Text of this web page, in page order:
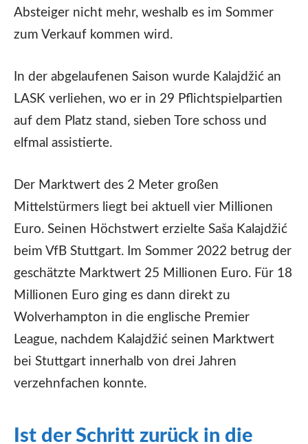
Absteiger nicht mehr, weshalb es im Sommer
zum Verkauf kommen wird.
In der abgelaufenen Saison wurde Kalajdžić an
LASK verliehen, wo er in 29 Pflichtspielpartien
auf dem Platz stand, sieben Tore schoss und
elfmal assistierte.
Der Marktwert des 2 Meter großen
Mittelstürmers liegt bei aktuell vier Millionen
Euro. Seinen Höchstwert erzielte Saša Kalajdžić
beim VfB Stuttgart. Im Sommer 2022 betrug der
geschätzte Marktwert 25 Millionen Euro. Für 18
Millionen Euro ging es dann direkt zu
Wolverhampton in die englische Premier
League, nachdem Kalajdžić seinen Marktwert
bei Stuttgart innerhalb von drei Jahren
verzehnfachen konnte.
Ist der Schritt zurück in die